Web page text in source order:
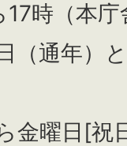
時（本
（通年）と
金曜日[祝